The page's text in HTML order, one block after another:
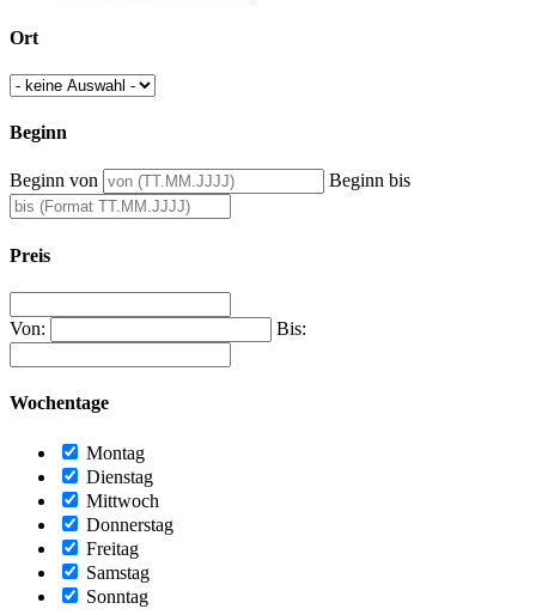
Ort
Beginn
Beginn von Beginn bis
Preis
Von: Bis:
Wochentage
Montag
Dienstag
Mittwoch
Donnerstag
Freitag
Samstag
Sonntag